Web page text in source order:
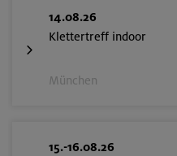
14.08.26
Klettertreff indoor
München
15.-16.08.26